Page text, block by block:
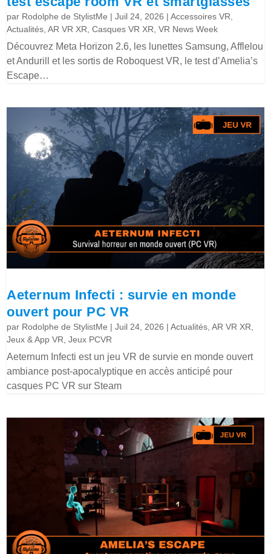
par Rodolphe de StylistMe |Juil 24, 2026 |Accessoires VR
Actualités ,AR VR XR ,Casques VR XR ,VR News Week
Découvrez Meta Horizon 2.6, les lunettes Samsung, Afflelou
et Andurill et les sortis de Roboquest VR, le test d’Amelia’s
Escape…
Aeternum Infecti : survie en monde
ouvert pour PC VR
par Rodolphe de StylistMe |Juil 24, 2026 |Actualités ,AR VR XR
Jeux & App VR ,Jeux PCVR
Aeternum Infecti est un jeu VR de survie en monde ouvert
ambiance post-apocalyptique en accès anticipé pour
casques PC VR sur Steam